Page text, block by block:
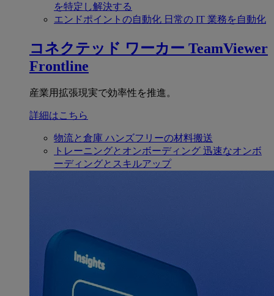
を特定し解決する
エンドポイントの自動化 日常の IT 業務を自動化
コネクテッド ワーカー TeamViewer
Frontline
産業用拡張現実で効率性を推進。
詳細はこちら
物流と倉庫 ハンズフリーの材料搬送
トレーニングとオンボーディング 迅速なオンボ
ーディングとスキルアップ